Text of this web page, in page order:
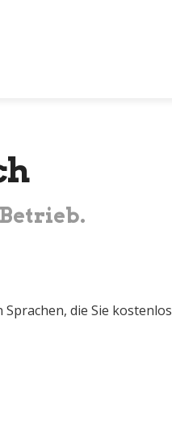
die Sie kostenlos